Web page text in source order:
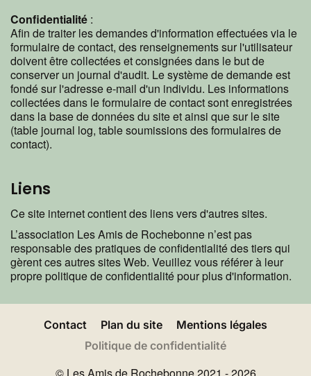
Confidentialité :
Afin de traiter les demandes d'information effectuées via le
formulaire de contact, des renseignements sur l'utilisateur
doivent être collectées et consignées dans le but de
conserver un journal d'audit. Le système de demande est
fondé sur l'adresse e-mail d'un individu. Les informations
collectées dans le formulaire de contact sont enregistrées
dans la base de données du site et ainsi que sur le site
(table journal log, table soumissions des formulaires de
contact).
Liens
Ce site internet contient des liens vers d'autres sites.
L’association Les Amis de Rochebonne n’est pas
responsable des pratiques de confidentialité des tiers qui
gèrent ces autres sites Web. Veuillez vous référer à leur
propre politique de confidentialité pour plus d'information.
Contact Plan du site
Mentions légales
Politique de confidentialité